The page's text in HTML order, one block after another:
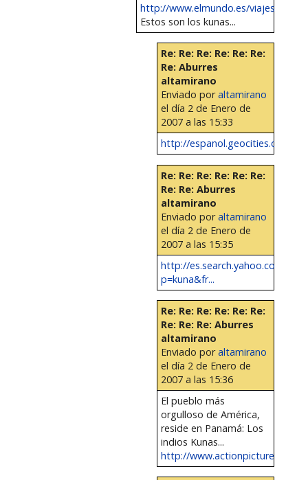
http://www.elmundo.es/viajes/2004/
Estos son los kunas...
Re: Re: Re: Re: Re: Re:
Re: Aburres
altamirano
Enviado poraltamirano
el día 2 de Enero de
2007 a las 15:33
http://espanol.geocities.com/
Re: Re: Re: Re: Re: Re:
Re: Re: Aburres
altamirano
Enviado poraltamirano
el día 2 de Enero de
2007 a las 15:35
http://es.search.yahoo.com/
p=kuna&fr...
Re: Re: Re: Re: Re: Re:
Re: Re: Re: Aburres
altamirano
Enviado poraltamirano
el día 2 de Enero de
2007 a las 15:36
El pueblo más
orgulloso de América,
reside en Panamá: Los
indios Kunas...
http://www.actionpicture.de/